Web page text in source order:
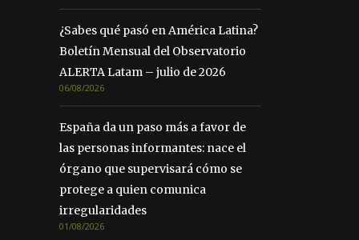
¿Sabes qué pasó en América Latina?
Boletín Mensual del Observatorio
ALERTA Latam – julio de 2026
06/08/2026
España da un paso más a favor de
las personas informantes: nace el
órgano que supervisará cómo se
protege a quien comunica
irregularidades
01/08/2026